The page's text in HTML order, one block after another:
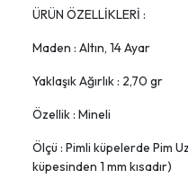
ÜRÜN ÖZELLİKLERİ :
Maden : Altın, 14 Ayar
Yaklaşık Ağırlık : 2,70 gr
Özellik : Mineli
Ölçü : Pimli küpelerde Pim
küpesinden 1 mm kısadır)